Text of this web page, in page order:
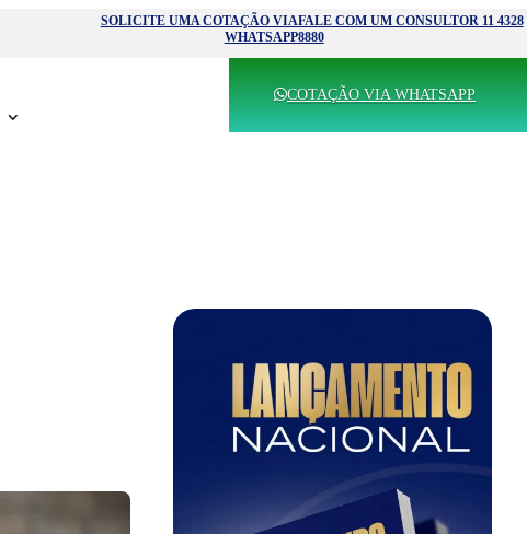
SOLICITE UMA COTAÇÃO VIA
WHATSAPP
FALE COM UM CONSULTOR 11 4328
8880
COTAÇÃO VIA WHATSAPP